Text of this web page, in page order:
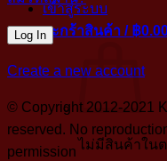
เข้าสู่ระบบ
ตะกร้าสินค้า / ฿
ไม่มีสินค้าใน
Create a new account
© Copyright 2012-2021
reserved. No
permission